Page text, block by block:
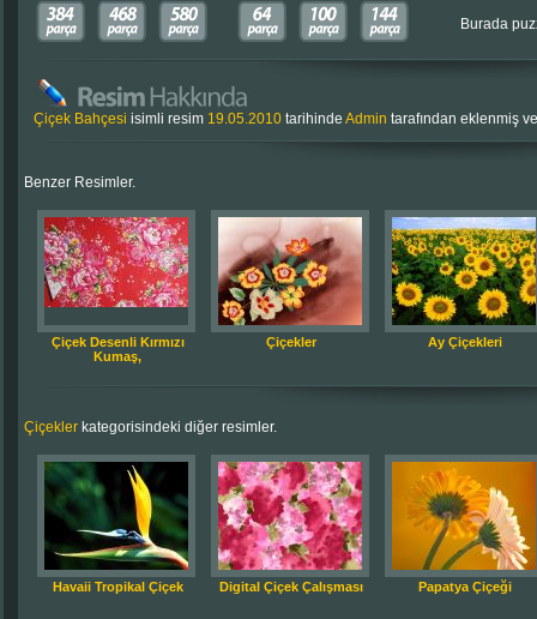
Burada
Çiçek Bahçesi isimli resim 19.05.2010 tarihinde Admin tarafından eklenmiş
Benzer Resimler.
Çiçek Desenli Kırmızı
Kumaş,
Çiçekler Ay Çiçekleri
Çiçekler kategorisindeki diğer resimler.
Havaii Tropikal Çiçek Digital Çiçek Çalışması Papatya Çiçeği